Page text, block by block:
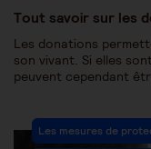
Tout savoir sur les
Les donations
son vivant. Si elles
peuvent cependant
Les mesures de